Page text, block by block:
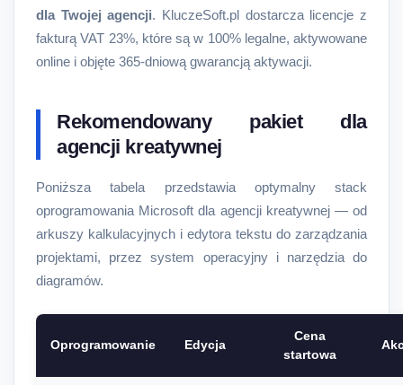
dla Twojej agencji. KluczeSoft.pl dostarcza licencje z
fakturą VAT 23%, które są w 100% legalne, aktywowane
online i objęte 365-dniową gwarancją aktywacji.
Rekomendowany pakiet dla
agencji kreatywnej
Poniższa tabela przedstawia optymalny stack
oprogramowania Microsoft dla agencji kreatywnej — od
arkuszy kalkulacyjnych i edytora tekstu do zarządzania
projektami, przez system operacyjny i narzędzia do
diagramów.
Oprogramowanie Edycja
Cena
startowa